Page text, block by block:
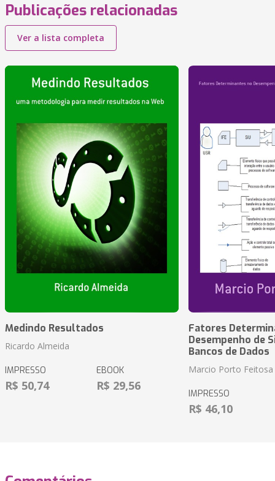
Publicações relacionadas
Ver a lista completa
Medindo Resultados
Ricardo Almeida
IMPRESSO
R$ 50,74
EBOOK
R$ 29,56
Fatores
Desempenho de
Bancos de Dados
Marcio Porto Feitosa
IMPRESSO
R$ 46,10